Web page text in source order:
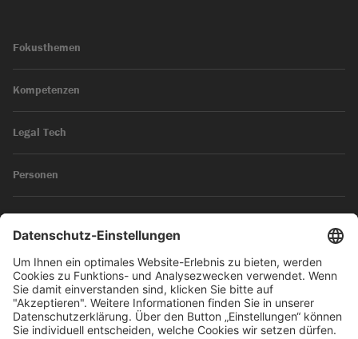
Fokusthemen
Kompetenzen
Legal Tech
Personen
News